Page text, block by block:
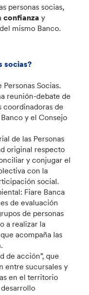
personas socias,
confianza y
del mismo Banco.
socias?
Socias.
reunión-debate de
coordinadoras de
y el Consejo
de las Personas
original respecto
y conjugar el
con la
social.
Fiare Banca
de evaluación
de personas
a realizar la
acompaña las
de acción”, que
entre sucursales y
en el territorio